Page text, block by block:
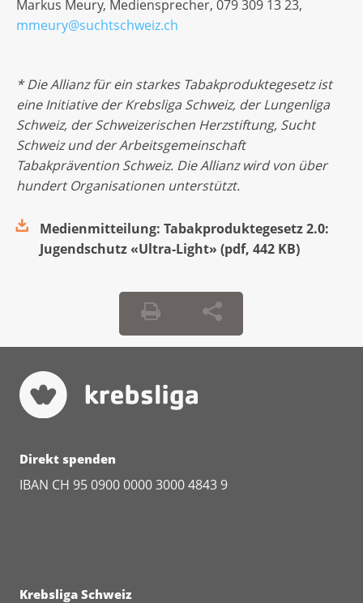
Markus Meury, Mediensprecher, 079 309 13 23,
mmeury@suchtschweiz.ch
* Die Allianz für ein starkes Tabakproduktegesetz ist
eine Initiative der Krebsliga Schweiz, der Lungenliga
Schweiz, der Schweizerischen Herzstiftung, Sucht
Schweiz und der Arbeitsgemeinschaft
Tabakprävention Schweiz. Die Allianz wird von über
hundert Organisationen unterstützt.
Medienmitteilung: Tabakproduktegesetz 2.0:
Jugendschutz «Ultra-Light» (pdf, 442 KB)
Direkt spenden
IBAN CH 95 0900 0000 3000 4843 9
Krebsliga Schweiz